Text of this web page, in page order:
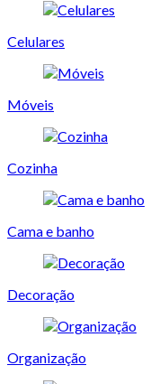
Celulares
Móveis
Cozinha
Cama e banho
Decoração
Organização